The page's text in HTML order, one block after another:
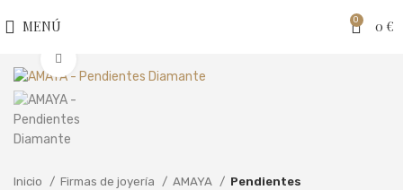
MENÚ 0 0 €
Inicio Firmas de joyería AMAYA Pendientes